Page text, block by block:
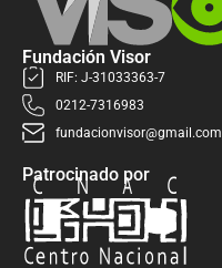
Fundación Visor
RIF: J-31033363-7
0212-7316983
fundacionvisor@gmail.com
Patrocinado por